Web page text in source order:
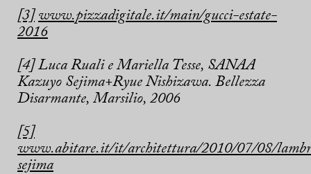
[3] www.pizzadigitale.it/main/gucci-estate-
2016
[4] Luca Ruali e Mariella Tesse, SANAA
Kazuyo Sejima+Ryue Nishizawa. Bellezza
Disarmante, Marsilio, 2006
[5]
www.abitare.it/it/architettura/2010/07/08/
sejima